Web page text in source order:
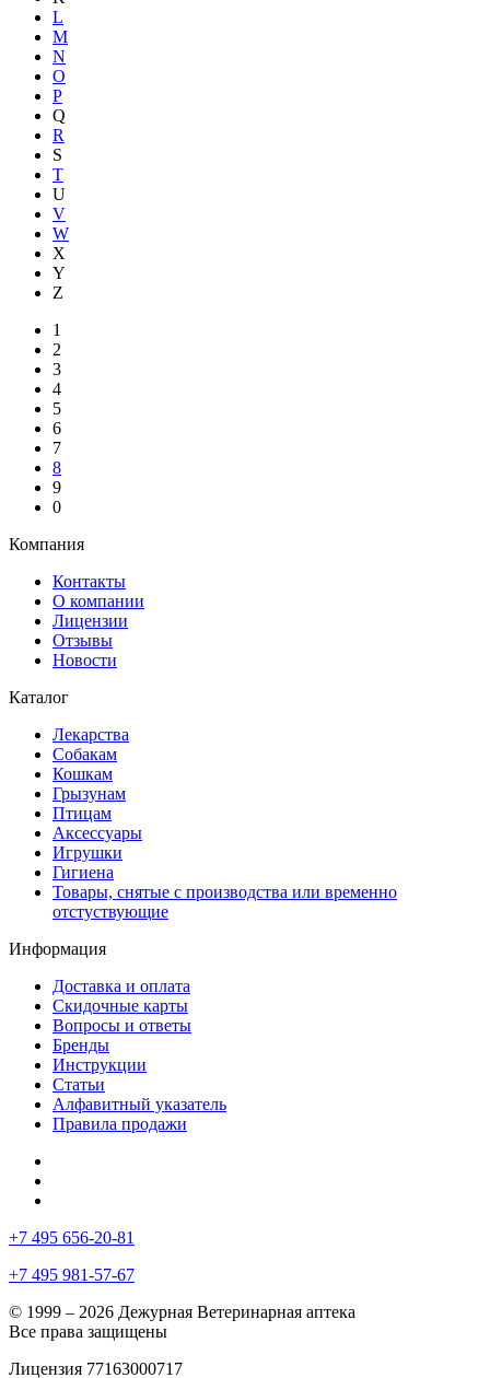
L
M
N
O
P
Q
R
S
T
U
V
W
X
Y
Z
1
2
3
4
5
6
7
8
9
0
Компания
Контакты
О компании
Лицензии
Отзывы
Новости
Каталог
Лекарства
Собакам
Кошкам
Грызунам
Птицам
Аксессуары
Игрушки
Гигиена
Товары, снятые с производства или временно
отстуствующие
Информация
Доставка и оплата
Скидочные карты
Вопросы и ответы
Бренды
Инструкции
Статьи
Алфавитный указатель
Правила продажи
+7 495 656-20-81
+7 495 981-57-67
© 1999 – 2026 Дежурная Ветеринарная аптека
Все права защищены
Лицензия 77163000717